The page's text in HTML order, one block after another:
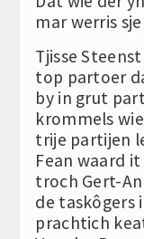
mar werris
Tjisse
top partoer
by in grut
krommels
trije partijen
Fean waard
troch Gert-
de taskôgers
prachtich